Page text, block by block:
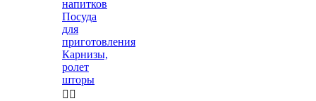
напитков
Посуда
для
приготовления
Карнизы,
ролет
шторы
 